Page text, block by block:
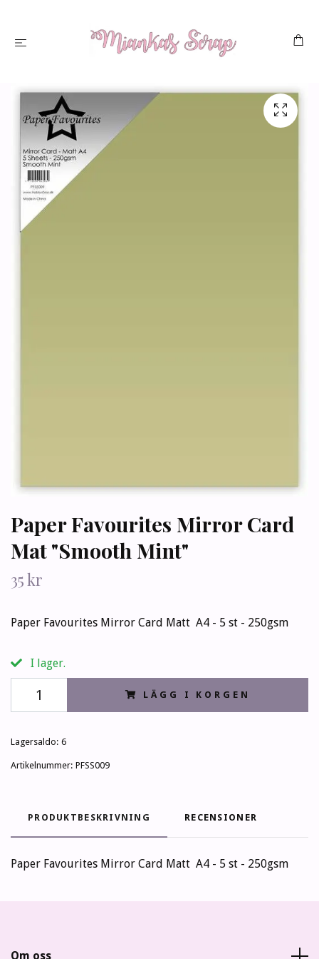
Paper Favourites Mirror Card
Mat "Smooth Mint"
35 kr
Paper Favourites Mirror Card Matt A4 - 5 st - 250gsm
I lager.
LÄGG I KORGEN
Lagersaldo: 6
Artikelnummer: PFSS009
PRODUKTBESKRIVNING RECENSIONER
Paper Favourites Mirror Card Matt A4 - 5 st - 250gsm
Om oss